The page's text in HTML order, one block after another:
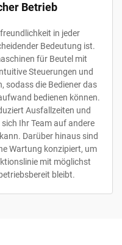
Betrieb
in jeder
Bedeutung ist.
für Beutel mit
Steuerungen und
sodass die Bediener das
bedienen können.
Ausfallzeiten und
Ihr Team auf andere
Darüber hinaus sind
Wartung konzipiert, um
mit möglichst
bleibt.